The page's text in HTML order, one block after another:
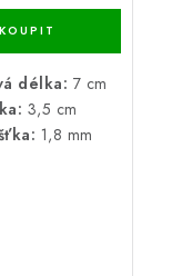
délka: 7 cm
3,5 cm
1,8 mm